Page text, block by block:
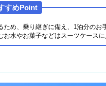
すめPoint
ため、乗り継ぎに備え、1泊分の
お水やお菓子などはスーツケース